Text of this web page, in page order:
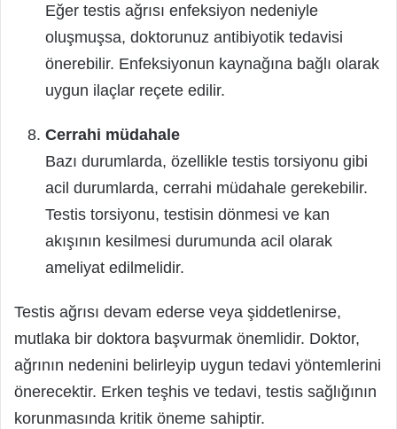
Eğer testis ağrısı enfeksiyon nedeniyle
oluşmuşsa, doktorunuz antibiyotik tedavisi
önerebilir. Enfeksiyonun kaynağına bağlı olarak
uygun ilaçlar reçete edilir.
Cerrahi müdahale
Bazı durumlarda, özellikle testis torsiyonu gibi
acil durumlarda, cerrahi müdahale gerekebilir.
Testis torsiyonu, testisin dönmesi ve kan
akışının kesilmesi durumunda acil olarak
ameliyat edilmelidir.
Testis ağrısı devam ederse veya şiddetlenirse,
mutlaka bir doktora başvurmak önemlidir. Doktor,
ağrının nedenini belirleyip uygun tedavi yöntemlerini
önerecektir. Erken teşhis ve tedavi, testis sağlığının
korunmasında kritik öneme sahiptir.